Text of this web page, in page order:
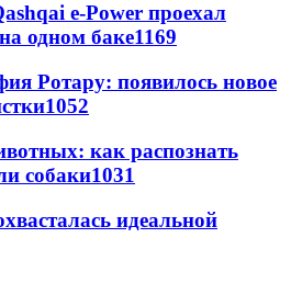
e-Power проехал
одном баке1169
Ротару: появилось новое
1052
как распознать
собаки1031
идеальной